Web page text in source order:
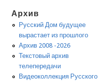
Архив
Русский Дом будущее
вырастает из прошлого
Архив 2008 -2026
Текстовый архив
телепередачи
Видеоколлекция Русского